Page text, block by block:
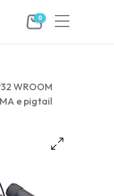
0
WROOM
e pigtail